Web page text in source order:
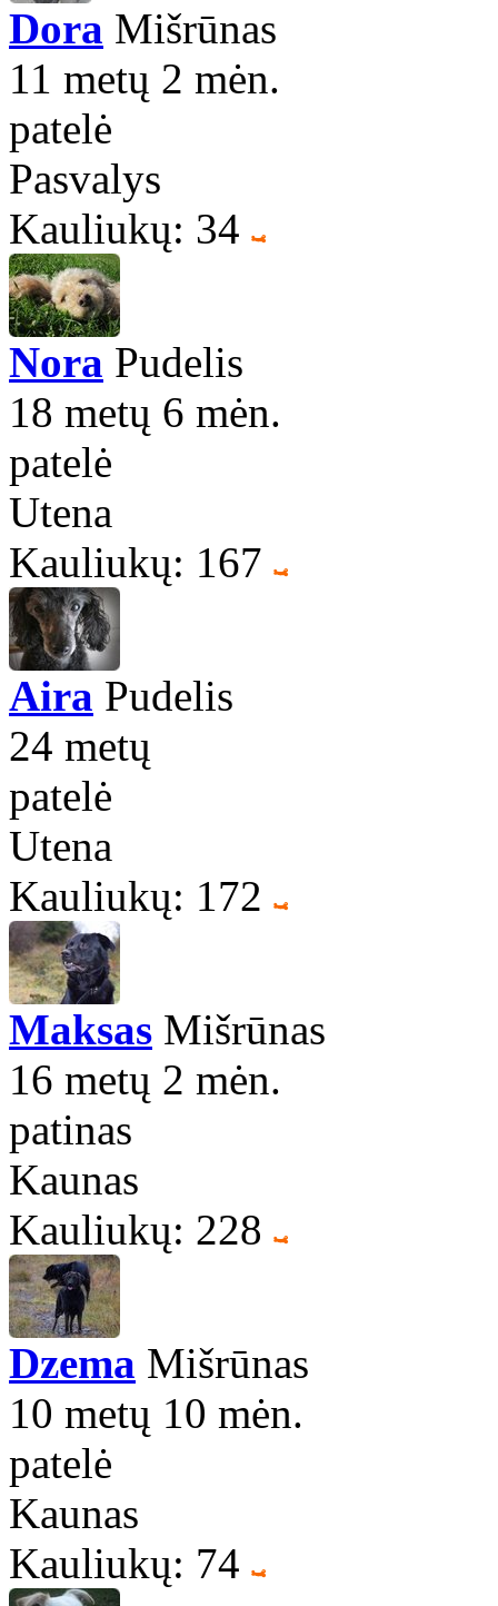
Dora Mišrūnas
11 metų 2 mėn.
patelė
Pasvalys
Kauliukų: 34
Nora Pudelis
18 metų 6 mėn.
patelė
Utena
Kauliukų: 167
Aira Pudelis
24 metų
patelė
Utena
Kauliukų: 172
Maksas Mišrūnas
16 metų 2 mėn.
patinas
Kaunas
Kauliukų: 228
Dzema Mišrūnas
10 metų 10 mėn.
patelė
Kaunas
Kauliukų: 74